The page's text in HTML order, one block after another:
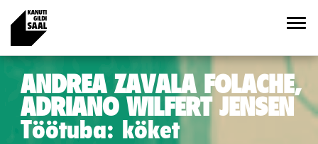
ANDREA ZAVALA FOLACHE,
ADRIANO WILFERT JENSEN
Töötuba: köket